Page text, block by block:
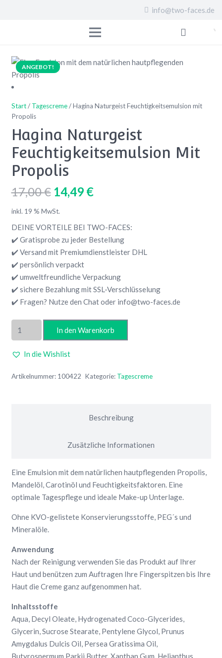
info@two-faces.de
ANGEBOT!
Start/ Tagescreme/ Hagina Naturgeist Feuchtigkeitsemulsion mit
Propolis
Hagina Naturgeist
Feuchtigkeitsemulsion Mit
Propolis
17,00€ Ursprünglicher
war:
17,00 €
14,49 €Aktueller
14,49 €.
inkl. 19 % MwSt.
DEINE VORTEILE BEI TWO-FACES:
✔️ Gratisprobe zu jeder Bestellung
✔️ Versand mit Premiumdienstleister DHL
✔️ persönlich verpackt
✔️ umweltfreundliche Verpackung
✔️ sichere Bezahlung mit SSL-Verschlüsselung
✔️ Fragen? Nutze den Chat oder info@two-faces.de
Naturgeist
Feuchtigkeitsemulsion
Propolis
In den Warenkorb
In die Wishlist
Artikelnummer: 100422 Kategorie: Tagescreme
Beschreibung
Zusätzliche Informationen
Eine Emulsion mit dem natürlichen hautpflegenden Propolis,
Mandelöl, Carotinöl und Feuchtigkeitsfaktoren. Eine
optimale Tagespflege und ideale Make-up Unterlage.
Ohne KVO-gelistete Konservierungsstoffe, PEG´s und
Mineralöle.
Anwendung
Nach der Reinigung verwenden Sie das Produkt auf Ihrer
Haut und benützen zum Auftragen Ihre Fingerspitzen bis Ihre
Haut die Creme ganz aufgenommen hat.
Inhaltsstoffe
Aqua, Decyl Oleate, Hydrogenated Coco-Glycerides,
Glycerin, Sucrose Stearate, Pentylene Glycol, Prunus
Amygdalus Dulcis Oil, Persea Gratissima Oil,
Butyrospermum Parkii Butter, Xanthan Gum, Helianthus